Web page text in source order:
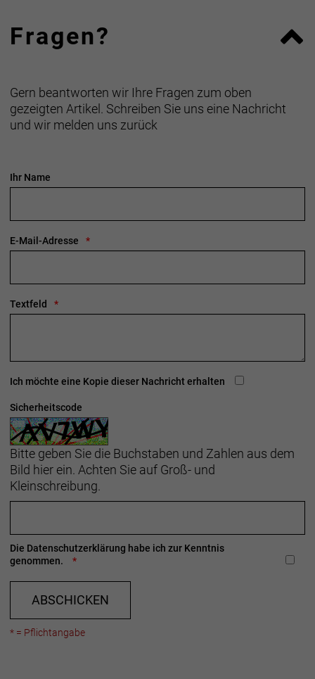
Fragen?
Gern beantworten wir Ihre Fragen zum oben
gezeigten Artikel. Schreiben Sie uns eine Nachricht
und wir melden uns zurück
Ihr Name
E-Mail-Adresse
Textfeld
Ich möchte eine Kopie dieser Nachricht erhalten
Sicherheitscode
Bitte geben Sie die Buchstaben und Zahlen aus dem
Bild hier ein. Achten Sie auf Groß- und
Kleinschreibung.
Die Datenschutzerklärung habe ich zur Kenntnis
genommen.
ABSCHICKEN
* = Pflichtangabe